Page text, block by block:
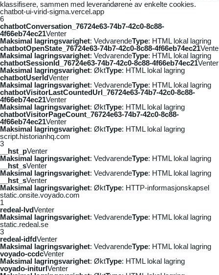
klassifisere, sammen med leverandørene av enkelte cookies.
chatbot-ui-virid-sigma.vercel.app
6
chatbotConversation_76724e63-74b7-42c0-8c88-
4f66eb74ec21Venter
Maksimal lagringsvarighet: VedvarendeType: HTML lokal lagring
chatbotOpenState_76724e63-74b7-42c0-8c88-4f66eb74ec21
Maksimal lagringsvarighet: VedvarendeType: HTML lokal lagring
chatbotSessionId_76724e63-74b7-42c0-8c88-4f66eb74ec21Venter
Maksimal lagringsvarighet: ØktType: HTML lokal lagring
chatbotUserIdVenter
Maksimal lagringsvarighet: VedvarendeType: HTML lokal lagring
chatbotVisitorLastCountedUrl_76724e63-74b7-42c0-8c88-
4f66eb74ec21Venter
Maksimal lagringsvarighet: ØktType: HTML lokal lagring
chatbotVisitorPageCount_76724e63-74b7-42c0-8c88-
4f66eb74ec21Venter
Maksimal lagringsvarighet: ØktType: HTML lokal lagring
script.historianhq.com
3
__hst_pVenter
Maksimal lagringsvarighet: VedvarendeType: HTML lokal lagring
__hst_sVenter
Maksimal lagringsvarighet: VedvarendeType: HTML lokal lagring
__hst_sVenter
Maksimal lagringsvarighet: ØktType: HTTP-informasjonskapsel
static.onsite.voyado.com
1
redeal-lvdVenter
Maksimal lagringsvarighet: VedvarendeType: HTML lokal lagring
static.redeal.se
3
redeal-idfdVenter
Maksimal lagringsvarighet: VedvarendeType: HTML lokal lagring
voyado-ccdcVenter
Maksimal lagringsvarighet: ØktType: HTML lokal lagring
voyado-initurlVenter